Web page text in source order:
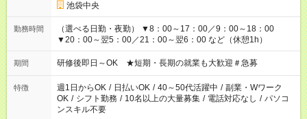
池袋中央
勤務時間
（選べる日勤・夜勤） ▼8：00～17：00／9：00～18：00
▼20：00～翌5：00／21：00～翌6：00 など（休憩1h）
期間 研修後即日～OK ★短期・長期の就業も大歓迎＃急募
特徴 週1日からOK / 日払いOK / 40～50代活躍中 / 副業・Wワーク
OK / シフト勤務 / 10名以上の大量募集 / 電話対応なし / パソコ
ンスキル不要